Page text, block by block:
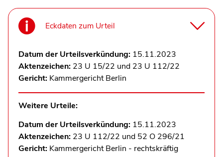
Eckdaten zum Urteil
Datum der Urteilsverkündung: 15.11.2023
Aktenzeichen: 23 U 15/22 und 23 U 112/22
Gericht: Kammergericht Berlin
Weitere Urteile:
Datum der Urteilsverkündung: 15.11.2023
Aktenzeichen: 23 U 112/22 und 52 O 296/21
Gericht: Kammergericht Berlin - rechtskräftig